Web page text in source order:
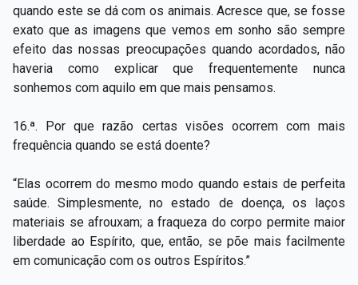
quando este se dá com os animais. Acresce que, se fosse
exato que as imagens que vemos em sonho são sempre
efeito das nossas preocupações quando acordados, não
haveria como explicar que frequentemente nunca
sonhemos com aquilo em que mais pensamos.
16.ª. Por que razão certas visões ocorrem com mais
frequência quando se está doente?
“Elas ocorrem do mesmo modo quando estais de perfeita
saúde. Simplesmente, no estado de doença, os laços
materiais se afrouxam; a fraqueza do corpo permite maior
liberdade ao Espírito, que, então, se põe mais facilmente
em comunicação com os outros Espíritos.”